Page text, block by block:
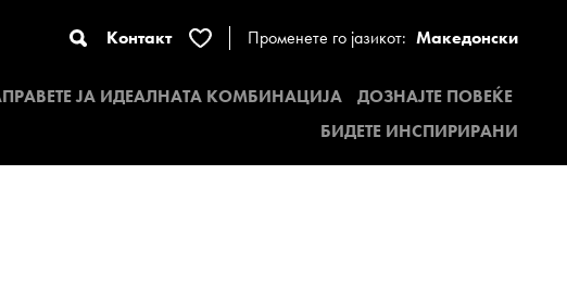
Контакт Променете го јазикот: Македонски
ЈА ИДЕАЛНАТА КОМБИНАЦИЈА
ДОЗНАЈТЕ ПОВЕЌЕ
БИДЕТЕ ИНСПИРИРАНИ